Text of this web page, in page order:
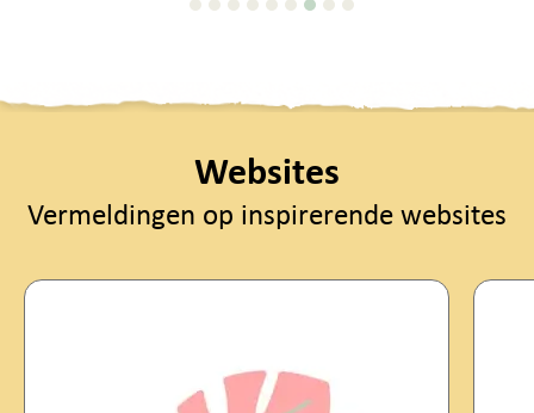
Websites
Vermeldingen op inspirerende websites